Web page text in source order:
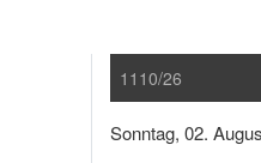
1110/26
Sonntag, 02.